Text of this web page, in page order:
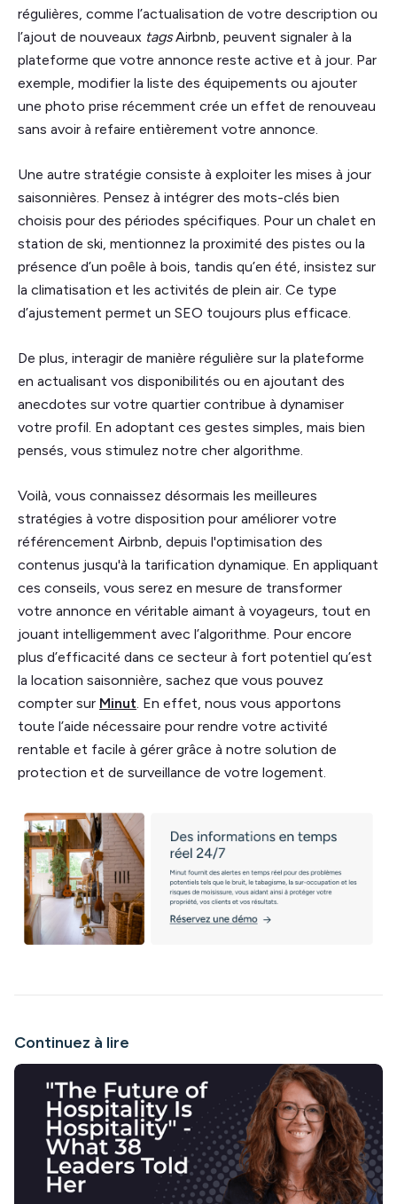
régulières, comme l’actualisation de votre description ou
l’ajout de nouveaux tagsAirbnb, peuvent signaler à la
plateforme que votre annonce reste active et à jour. Par
exemple, modifier la liste des équipements ou ajouter
une photo prise récemment crée un effet de renouveau
sans avoir à refaire entièrement votre annonce.
Une autre stratégie consiste à exploiter les mises à jour
saisonnières. Pensez à intégrer des mots-clés bien
choisis pour des périodes spécifiques. Pour un chalet en
station de ski, mentionnez la proximité des pistes ou la
présence d’un poêle à bois, tandis qu’en été, insistez sur
la climatisation et les activités de plein air. Ce type
d’ajustement permet un SEO toujours plus efficace.
De plus, interagir de manière régulière sur la plateforme
en actualisant vos disponibilités ou en ajoutant des
anecdotes sur votre quartier contribue à dynamiser
votre profil. En adoptant ces gestes simples, mais bien
pensés, vous stimulez notre cher algorithme.
Voilà, vous connaissez désormais les meilleures
stratégies à votre disposition pour améliorer votre
référencement Airbnb, depuis l'optimisation des
contenus jusqu'à la tarification dynamique. En appliquant
ces conseils, vous serez en mesure de transformer
votre annonce en véritable aimant à voyageurs, tout en
jouant intelligemment avec l’algorithme. Pour encore
plus d’efficacité dans ce secteur à fort potentiel qu’est
la location saisonnière, sachez que vous pouvez
compter sur Minut . En effet, nous vous apportons
toute l’aide nécessaire pour rendre votre activité
rentable et facile à gérer grâce à notre solution de
protection et de surveillance de votre logement.
Continuez à lire